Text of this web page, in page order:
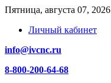
Пятница, августа 07, 2026
Личный кабинет
info@ivcnc.ru
8-800-200-64-68